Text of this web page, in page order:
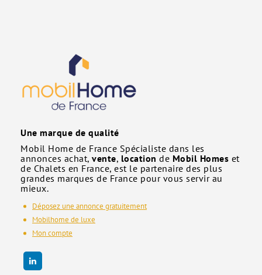
Une marque de qualité
Mobil Home de France Spécialiste dans les
annonces achat, vente, location de Mobil Homes et
de Chalets en France, est le partenaire des plus
grandes marques de France pour vous servir au
mieux.
Déposez une annonce gratuitement
Mobilhome de luxe
Mon compte